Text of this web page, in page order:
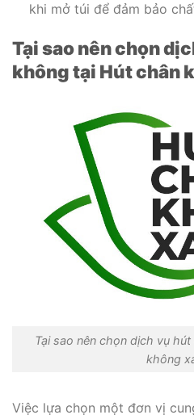
khi mở túi để đảm bảo
Tại sao nên chọn
không tại Hút chân
Tại sao nên chọn dịch vụ
không
Việc lựa chọn một đơn vị